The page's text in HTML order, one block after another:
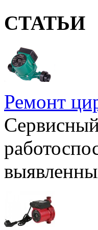
СТАТЬИ
Ремонт